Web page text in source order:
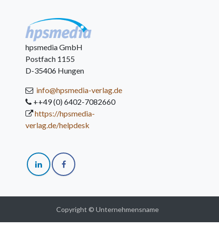
hpsmedia GmbH
Postfach 1155
D-35406 Hungen
info@hpsmedia-verlag.de
++49 (0) 6402-7082660
https://hpsmedia-
verlag.de/helpdesk
Copyright © Unternehmensname